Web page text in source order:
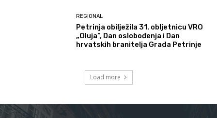
REGIONAL
Petrinja obilježila 31. obljetnicu VRO
„Oluja“, Dan oslobođenja i Dan
hrvatskih branitelja Grada Petrinje
Load more